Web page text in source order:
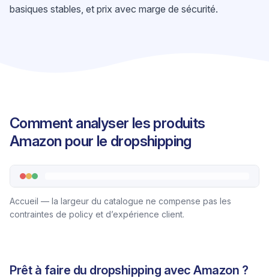
basiques stables, et prix avec marge de sécurité.
Comment analyser les produits
Amazon pour le dropshipping
Accueil — la largeur du catalogue ne compense pas les
contraintes de policy et d’expérience client.
Prêt à faire du dropshipping avec Amazon ?